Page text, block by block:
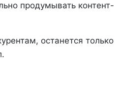
продумывать контент-
останется только